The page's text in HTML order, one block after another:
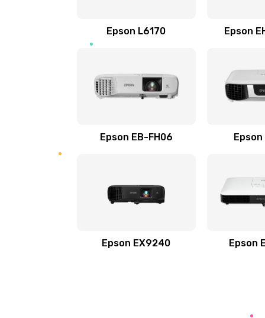
Замена / ремонт
Epson L6170 Epson
Epson EB-FH06 Epson
Epson EX9240 Epson